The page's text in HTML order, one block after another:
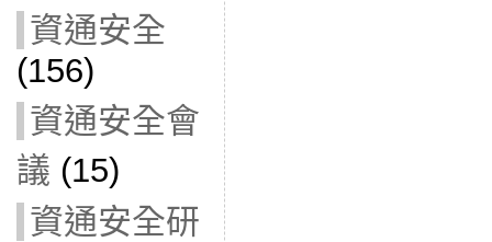
資通安全
(156)
資通安全會
議 (15)
資通安全研